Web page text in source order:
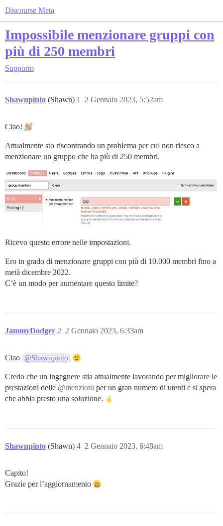
Discourse Meta
Impossibile menzionare gruppi con
più di 250 membri
Supporto
Shawnpinto (Shawn) 2 Gennaio 2023, 5:52am
1
Ciao!
Attualmente sto riscontrando un problema per cui non riesco a
menzionare un gruppo che ha più di 250 membri.
Ricevo questo errore nelle impostazioni.
Ero in grado di menzionare gruppi con più di 10.000 membri fino a
metà dicembre 2022.
C’è un modo per aumentare questo limite?
JammyDodger 2 Gennaio 2023, 6:33am
2
Ciao @Shawnpinto
Credo che un ingegnere stia attualmente lavorando per migliorare le
prestazioni delle @menzioni per un gran numero di utenti e si spera
che abbia presto una soluzione.
Shawnpinto (Shawn) 2 Gennaio 2023, 6:48am
4
Capito!
Grazie per l’aggiornamento